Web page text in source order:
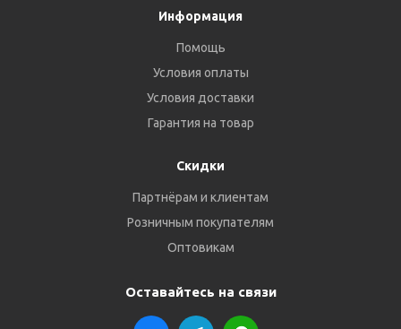
Информация
Помощь
Условия оплаты
Условия доставки
Гарантия на товар
Скидки
Партнёрам и клиентам
Розничным покупателям
Оптовикам
Оставайтесь на связи